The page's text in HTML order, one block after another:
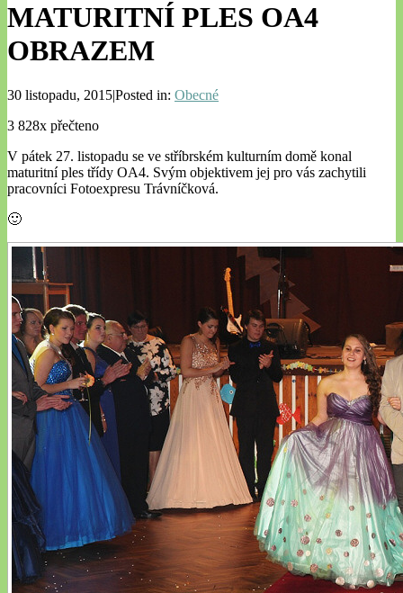
MATURITNÍ PLES OA4
OBRAZEM
30 listopadu, 2015|Posted in: Obecné
3 828x přečteno
V pátek 27. listopadu se ve stříbrském kulturním domě konal
maturitní ples třídy OA4. Svým objektivem jej pro vás zachytili
pracovníci Fotoexpresu Trávníčková.
🙂